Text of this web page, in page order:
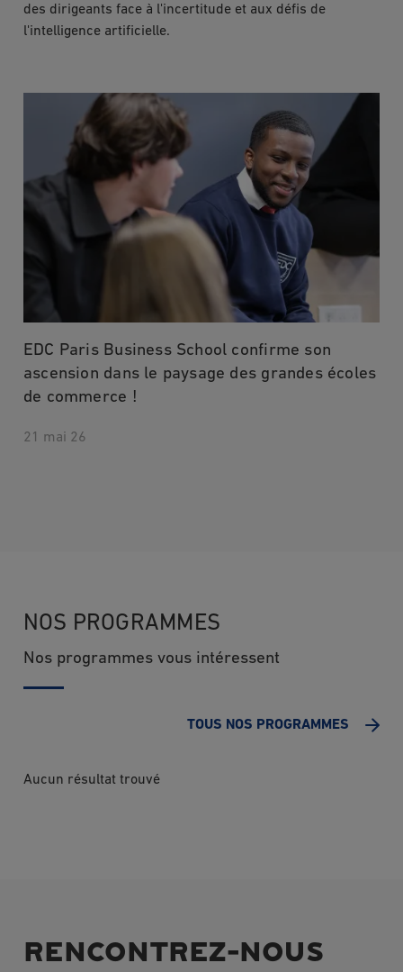
des dirigeants face à l'incertitude et aux défis de
l'intelligence artificielle.
EDC Paris Business School confirme son
ascension dans le paysage des grandes écoles
de commerce !
21 mai 26
NOS PROGRAMMES
Nos programmes vous intéressent
Aucun résultat trouvé
TOUS NOS PROGRAMMES
RENCONTREZ-NOUS